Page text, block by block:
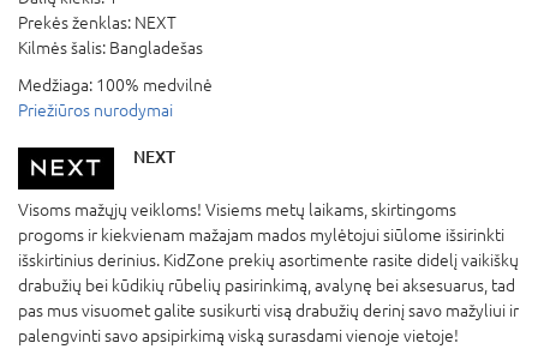
Prekės ženklas: NEXT
Kilmės šalis: Bangladešas
Medžiaga: 100% medvilnė
Priežiūros nurodymai
NEXT
Visoms mažųjų veikloms! Visiems metų laikams, skirtingoms
progoms ir kiekvienam mažajam mados mylėtojui siūlome išsirinkti
išskirtinius derinius. KidZone prekių asortimente rasite didelį vaikiškų
drabužių bei kūdikių rūbelių pasirinkimą, avalynę bei aksesuarus, tad
pas mus visuomet galite susikurti visą drabužių derinį savo mažyliui ir
palengvinti savo apsipirkimą viską surasdami vienoje vietoje!